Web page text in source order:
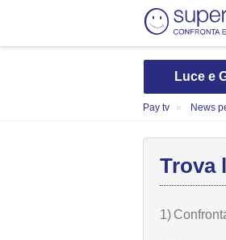
Luce e
Pay tv News
Trova
1)